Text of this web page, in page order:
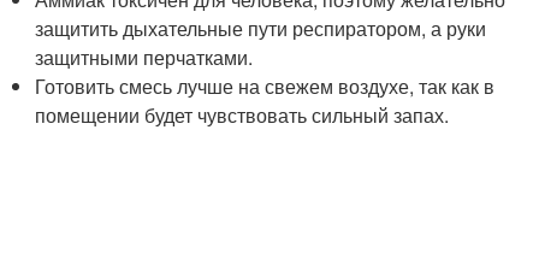
защитить дыхательные пути респиратором, а руки
защитными перчатками.
Готовить смесь лучше на свежем воздухе, так как в
помещении будет чувствовать сильный запах.